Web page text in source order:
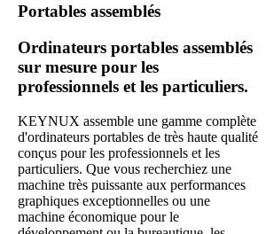
Portables assemblés
Ordinateurs portables assemblés
sur mesure pour les
professionnels et les particuliers.
KEYNUX assemble une gamme complète
d'ordinateurs portables de très haute qualité
conçus pour les professionnels et les
particuliers. Que vous recherchiez une
machine très puissante aux performances
graphiques exceptionnelles ou une
machine économique pour le